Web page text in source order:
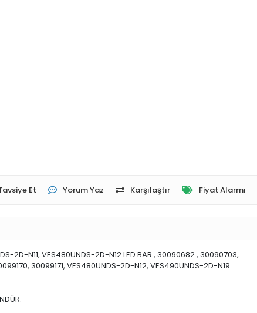
Et Yorum Yaz Karşılaştır Fiyat Alarmı
2D-N11, VES480UNDS-2D-N12 LED BAR , 30090682 , 30090703,
30099171, VES480UNDS-2D-N12, VES490UNDS-2D-N19